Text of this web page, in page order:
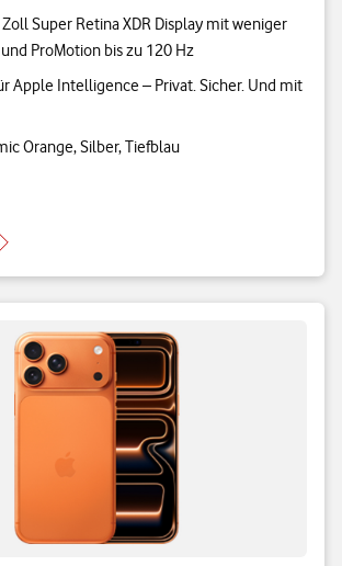
Super Retina XDR Display mit weniger
ProMotion bis zu 120 Hz
Apple Intelligence – Privat. Sicher. Und mit
Orange, Silber, Tiefblau